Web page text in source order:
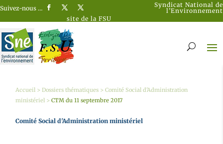
Suivez-nous …
Syndicat National de
l’Environnement
site de la FSU
Accueil >Dossiers thématiques >Comité Social d'Administration
ministériel >CTM du 11 septembre 2017
Comité Social d'Administration ministériel